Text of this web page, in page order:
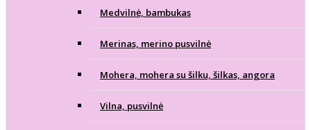
Medvilnė, bambukas
Merinas, merino pusvilnė
Mohera, mohera su šilku, šilkas, angora
Vilna, pusvilnė